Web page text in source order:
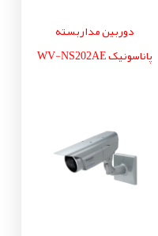
دوربین مداربسته
پاناسونیک WV-NS202AE